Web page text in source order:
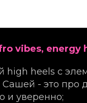
vibes, energy
high heels с
Сашей - это про
и уверенно;